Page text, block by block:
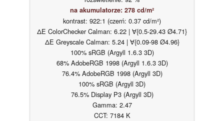
na akumulatorze: 278 cd/m²
kontrast: 922:1 (czerń: 0.37 cd/m²)
ΔE ColorChecker Calman: 6.22 | ∀{0.5-29.43 Ø4.71}
ΔE Greyscale Calman: 5.24 | ∀{0.09-98 Ø4.96}
100% sRGB (Argyll 1.6.3 3D)
68% AdobeRGB 1998 (Argyll 1.6.3 3D)
76.4% AdobeRGB 1998 (Argyll 3D)
100% sRGB (Argyll 3D)
76.5% Display P3 (Argyll 3D)
Gamma: 2.47
CCT: 7184 K